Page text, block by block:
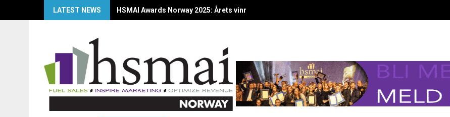
LATEST NEWS HSMAI Awards Norway 2025: Årets vinnere kåret på Clarion Hotel The HUB